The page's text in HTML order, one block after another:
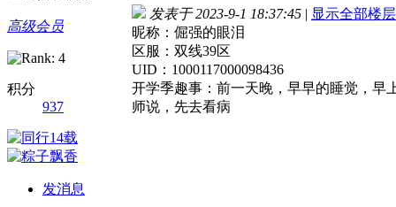
高级会员
积分
937
发消息
发表于 2023-9-1 18:37:45 | 显示全部楼层
昵称：倔强的眼泪
区服：双线39区
UID：1000117000098436
开学季趣事：前一天晚，早早的睡觉，早
师说，先去看病